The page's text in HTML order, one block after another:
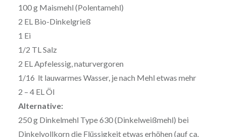
100 g Maismehl (Polentamehl)
2 EL Bio-Dinkelgrieß
1 Ei
1/2 TL Salz
2 EL Apfelessig, naturvergoren
1/16 lt lauwarmes Wasser, je nach Mehl etwas mehr
2 – 4 EL Öl
Alternative:
250 g Dinkelmehl Type 630 (Dinkelweißmehl) bei
Dinkelvollkorn die Flüssigkeit etwas erhöhen (auf ca.